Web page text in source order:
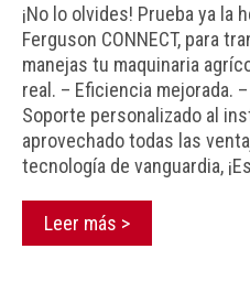
¡No lo olvides! Prueba ya la
Ferguson CONNECT, para
manejas tu maquinaria
real. – Eficiencia mejorada.
Soporte personalizado al
aprovechado todas las
tecnología de vanguardia,
Leer más >